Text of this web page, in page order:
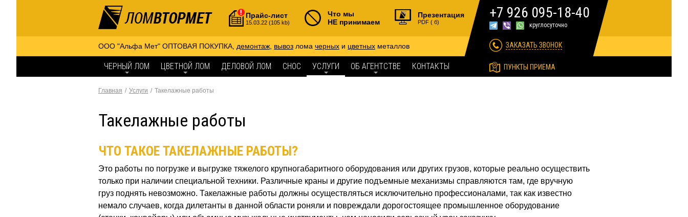
Прайс-лист
15.03.22 (105 kb)
Что мы
НЕ принимаем
Презентация
PDF ( б)
+7 926 095-18-40
круглосуточно
ЗАКАЗАТЬ ЗВОНОК
ПУНКТЫ ПРИЕМА
ООО "Альфа Мет" ОПТОВАЯ ПОКУПКА, демонтаж вывоз лома черных и цветных металлов
ЧЕРНЫЙ ЛОМ ЦВЕТНОЙ ЛОМ ДЕЛОВОЙ ЛОМ СНОС УСЛУГИ ОБ АГЕНТСТВЕ КОНТАКТЫ
Главная Услуги Такелажные работы
Такелажные работы
ЧТО ТАКОЕ ТАКЕЛАЖНЫЕ РАБОТЫ?
Это работы по погрузке и выгрузке тяжелого крупногабаритного оборудования или других грузов, которые реально осуществить
только при наличии специальной техники. Различные краны и другие подъемные механизмы справляются там, где вручную
груз поднять невозможно. Такелажные работы должны осуществляться исключительно профессионалами, так как известно
немало случаев, когда дилетанты в данной области роняли и повреждали дорогостоящее промышленное оборудование